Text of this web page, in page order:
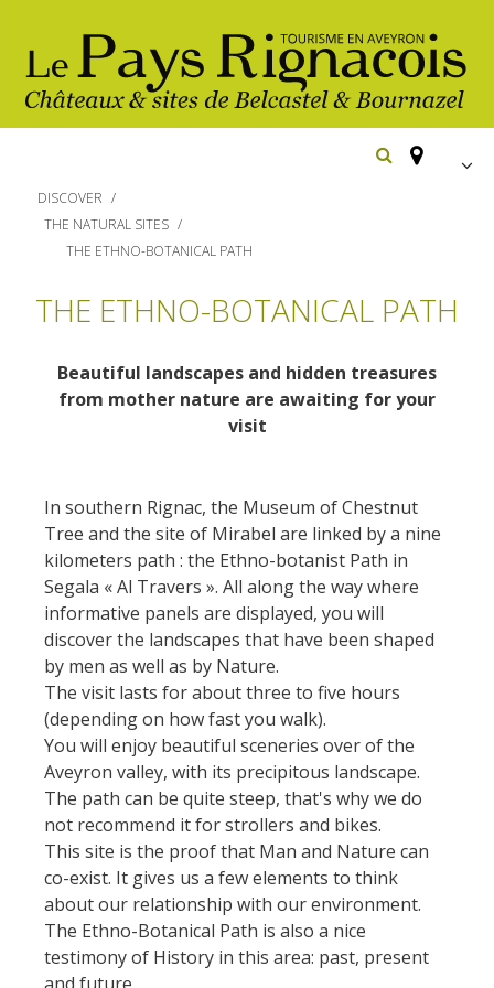
imprescindibles
Belcastel: pueblo y castillo
Bournazel: pueblo y castillo
El sendero etno-botanico en
Ségala "Al travers"
La zona húmeda de
Maymac
Vistas
Patrimonio y
lugares de interes
El castillo y jardín de
Bournazel
El castillo de Belcastel
La cripta de Auzits en verano
Visitas y Museos
Las visitas guiadas
El museo de Georges
Cicloturismo
Actividades
náuticas, baño
Actividades
deportivas
Hoteles y centros
Casas de
huéspedes
Casas rurales y
de alquiler
Campings
Alojamientos
insólitos
Camping-car
La castaña
Las vinas
Las ferias y
mercados
Descubrimiento
del terruño
Recetas y
productos locales
DISCOVER
THE NATURAL SITES
THE ETHNO-BOTANICAL PATH
THE ETHNO-BOTANICAL PATH
Beautiful landscapes and hidden treasures
from mother nature are awaiting for your
visit
In southern Rignac, the Museum of Chestnut
Tree and the site of Mirabel are linked by a nine
kilometers path : the Ethno-botanist Path in
Segala « Al Travers ». All along the way where
informative panels are displayed, you will
discover the landscapes that have been shaped
by men as well as by Nature.
The visit lasts for about three to five hours
(depending on how fast you walk).
You will enjoy beautiful sceneries over of the
Aveyron valley, with its precipitous landscape.
The path can be quite steep, that's why we do
not recommend it for strollers and bikes.
This site is the proof that Man and Nature can
co-exist. It gives us a few elements to think
about our relationship with our environment.
The Ethno-Botanical Path is also a nice
testimony of History in this area: past, present